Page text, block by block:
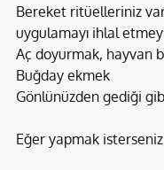
Bereket ritüelleriniz
uygulamayı ihlal
Aç doyurmak, hayvan
Buğday ekmek
Gönlünüzden gediği
Eğer yapmak